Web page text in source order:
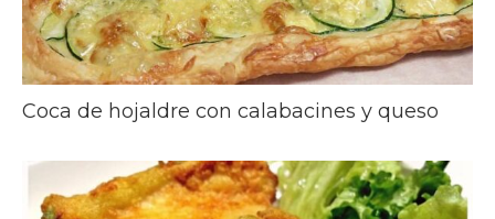
Coca de hojaldre con calabacines y queso